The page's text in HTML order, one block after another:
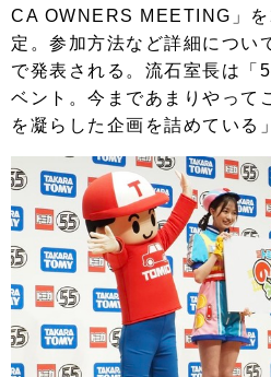
CA OWNERS MEETING」
定。参加方法など詳細につい
で発表される。流石室長は「
ベント。今まであまりやって
を凝らした企画を詰めている